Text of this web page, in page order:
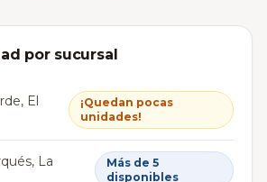
por sucursal
El
¡Quedan pocas
unidades!
La
Más de 5
disponibles